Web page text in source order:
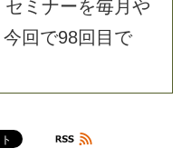
ミナーを毎月や
回で98回目で